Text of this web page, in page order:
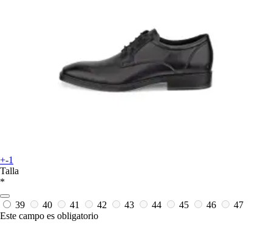
+-1
Talla
*
39 40 41 42 43 44 45 46
47
Este campo es obligatorio